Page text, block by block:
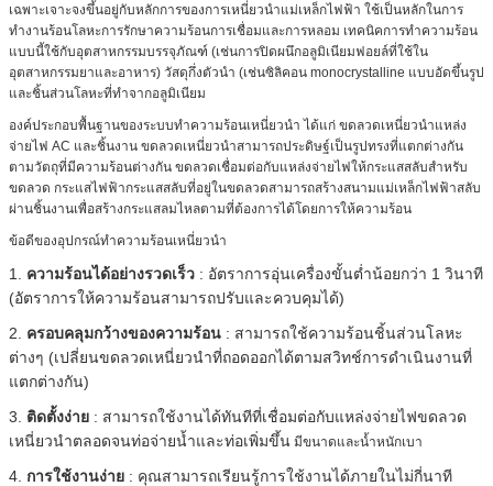
เฉพาะเจาะจงขึ้นอยู่กับหลักการของการเหนี่ยวนำแม่เหล็กไฟฟ้า ใช้เป็นหลักในการ
ทำงานร้อนโลหะการรักษาความร้อนการเชื่อมและการหลอม เทคนิคการทำความร้อน
แบบนี้ใช้กับอุตสาหกรรมบรรจุภัณฑ์ (เช่นการปิดผนึกอลูมิเนียมฟอยล์ที่ใช้ใน
อุตสาหกรรมยาและอาหาร) วัสดุกึ่งตัวนำ (เช่นซิลิคอน monocrystalline แบบอัดขึ้นรูป
และชิ้นส่วนโลหะที่ทำจากอลูมิเนียม
องค์ประกอบพื้นฐานของระบบทำความร้อนเหนี่ยวนำ ได้แก่ ขดลวดเหนี่ยวนำแหล่ง
จ่ายไฟ AC และชิ้นงาน ขดลวดเหนี่ยวนำสามารถประดิษฐ์เป็นรูปทรงที่แตกต่างกัน
ตามวัตถุที่มีความร้อนต่างกัน ขดลวดเชื่อมต่อกับแหล่งจ่ายไฟให้กระแสสลับสำหรับ
ขดลวด กระแสไฟฟ้ากระแสสลับที่อยู่ในขดลวดสามารถสร้างสนามแม่เหล็กไฟฟ้าสลับ
ผ่านชิ้นงานเพื่อสร้างกระแสลมไหลตามที่ต้องการได้โดยการให้ความร้อน
ข้อดีของอุปกรณ์ทำความร้อนเหนี่ยวนำ
1. ความร้อนได้อย่างรวดเร็ว : อัตราการอุ่นเครื่องขั้นต่ำน้อยกว่า 1 วินาที
(อัตราการให้ความร้อนสามารถปรับและควบคุมได้)
2. ครอบคลุมกว้างของความร้อน : สามารถใช้ความร้อนชิ้นส่วนโลหะ
ต่างๆ (เปลี่ยนขดลวดเหนี่ยวนำที่ถอดออกได้ตามสวิทช์การดำเนินงานที่
แตกต่างกัน)
3. ติดตั้งง่าย : สามารถใช้งานได้ทันทีที่เชื่อมต่อกับแหล่งจ่ายไฟขดลวด
เหนี่ยวนำตลอดจนท่อจ่ายน้ำและท่อเพิ่มขึ้น มีขนาดและน้ำหนักเบา
4. การใช้งานง่าย : คุณสามารถเรียนรู้การใช้งานได้ภายในไม่กี่นาที